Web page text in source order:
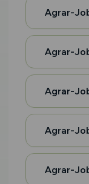
Agrar-
Agrar-
Agrar-
Agrar-
Agrar-